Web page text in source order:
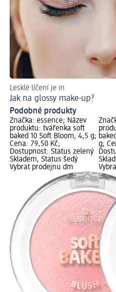
Lesklé líčení je in
Jak na glossy make-up?
Podobné produkty
Značka: essence; Název
produktu: tvářenka soft
baked 10 Soft Bloom, 4,5 g;
Cena: 79,50 Kč;
Dostupnost: Status zelený
Skladem, Status šedý
Vybrat prodejnu dm
g;